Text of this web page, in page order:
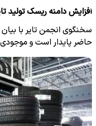
افزایش دامنه ریسک تولید
سخنگوی انجمن تایر با
حاضر پایدار است و